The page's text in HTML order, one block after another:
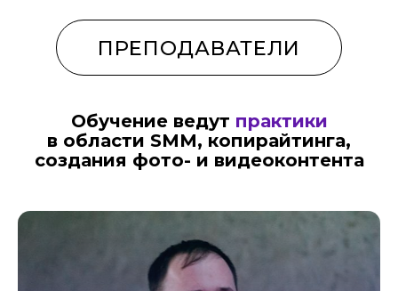
Обучение ведут практики
в области SMM, копирайтинга,
создания фото- и видеоконтента